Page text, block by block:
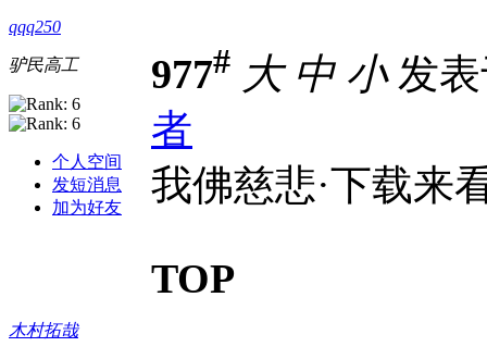
qqq250
驴民高工
个人空间
发短消息
加为好友
977# 大 中 小发表
者
我佛慈悲·下载来
TOP
木村拓哉